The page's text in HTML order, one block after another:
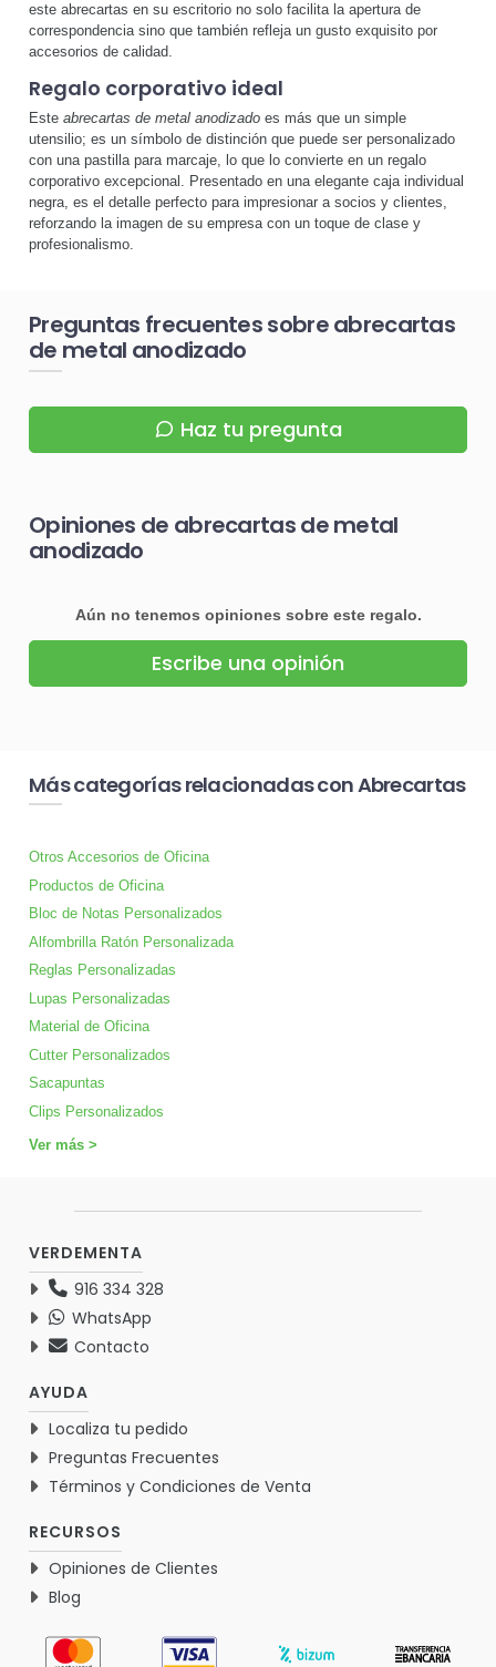
este abrecartas en su escritorio no solo facilita la apertura de
correspondencia sino que también refleja un gusto exquisito por
accesorios de calidad.
Regalo corporativo ideal
Este abrecartas de metal anodizado es más que un simple
utensilio; es un símbolo de distinción que puede ser personalizado
con una pastilla para marcaje, lo que lo convierte en un regalo
corporativo excepcional. Presentado en una elegante caja individual
negra, es el detalle perfecto para impresionar a socios y clientes,
reforzando la imagen de su empresa con un toque de clase y
profesionalismo.
Preguntas frecuentes sobre abrecartas
de metal anodizado
Haz tu pregunta
Opiniones de abrecartas de metal
anodizado
Aún no tenemos opiniones sobre este regalo.
Escribe una opinión
Más categorías relacionadas con Abrecartas
Otros Accesorios de Oficina
Productos de Oficina
Bloc de Notas Personalizados
Alfombrilla Ratón Personalizada
Reglas Personalizadas
Lupas Personalizadas
Material de Oficina
Cutter Personalizados
Sacapuntas
Clips Personalizados
Ver más >
VERDEMENTA
916 334 328
WhatsApp
Contacto
AYUDA
Localiza tu pedido
Preguntas Frecuentes
Términos y Condiciones de Venta
RECURSOS
Opiniones de Clientes
Blog